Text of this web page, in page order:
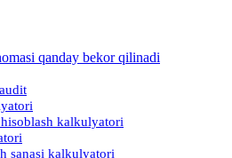
qanday bekor qilinadi
kalkulyatori
sanasi kalkulyatori